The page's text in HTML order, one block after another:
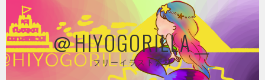
ン
テ
ン
ツ
＠HIYOGORILLA＿
フリーイラスト素材